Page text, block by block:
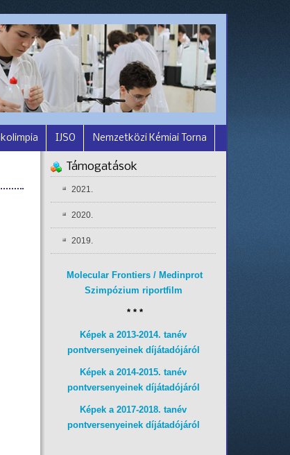
IJSO Nemzetközi Kémiai Torna
Támogatások
2021.
2020.
2019.
Molecular Frontiers / Medinprot
Szimpózium riportfilm
* * *
Képek a 2013-2014. tanév
pontversenyeinek díjátadójáról
Képek a 2014-2015. tanév
pontversenyeinek díjátadójáról
Képek a 2017-2018. tanév
pontversenyeinek díjátadójáról